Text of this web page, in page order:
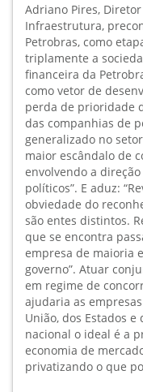
Adriano Pires,
Infraestrutura,
Petrobras, como
triplamente a
financeira da
como vetor de
perda de prioridade
das companhias de
generalizado no
maior escândalo de
envolvendo a
políticos”. E aduz:
obviedade do
são entes distintos.
que se encontra
empresa de maioria
governo”. Atuar
em regime de
ajudaria as
União, dos Estados
nacional o ideal é a
economia de
privatizando o que